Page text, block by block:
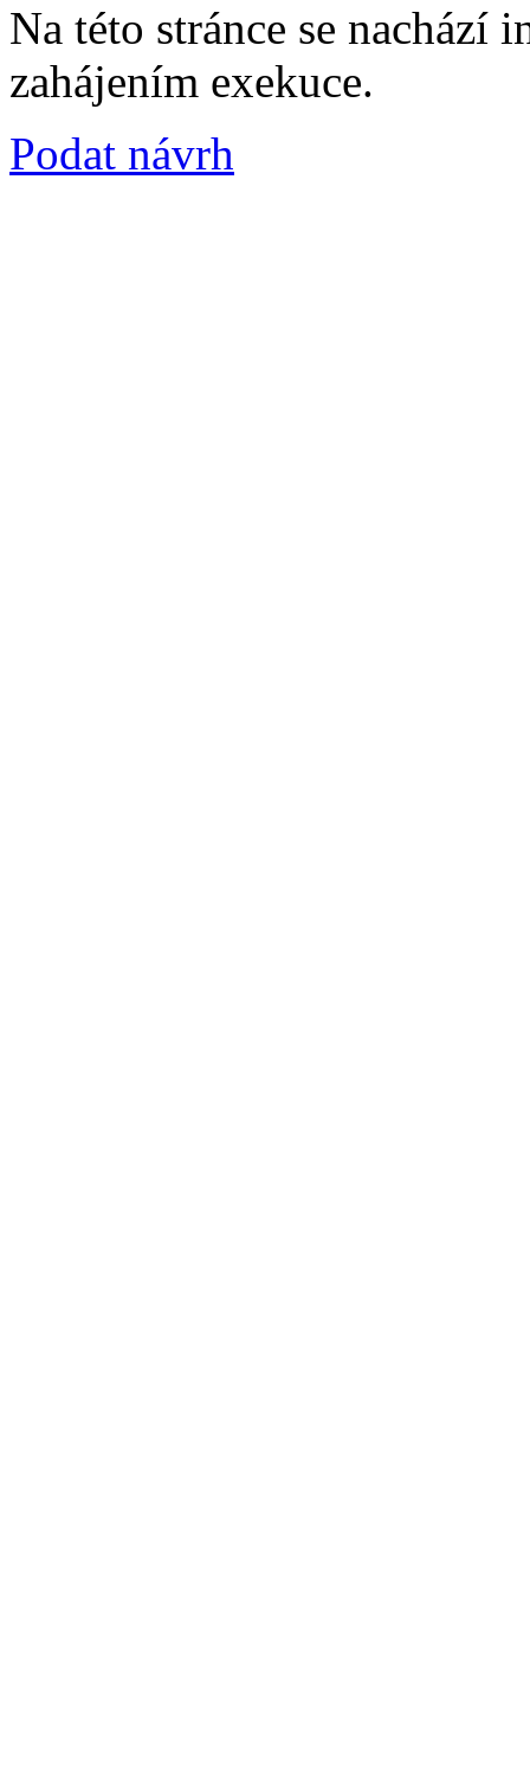
Na této stránce se nachází
zahájením exekuce.
Podat návrh